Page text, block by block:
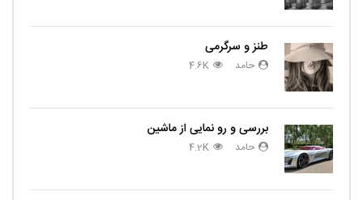
طنز و سرگرمی
حامد 4.6K
بررسی و رو نمایی از ماشین
حامد 4.2K